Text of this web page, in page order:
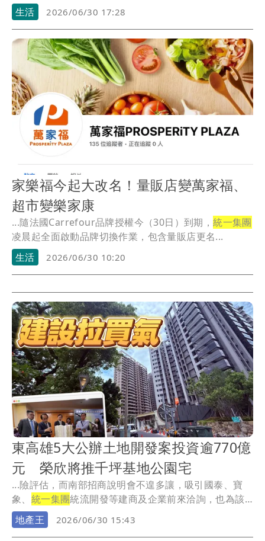
生活 2026/06/30 17:28
家樂福今起大改名！量販店變萬家福、
超市變樂家康
...隨法國Carrefour品牌授權今（30日）到期，統一集團
凌晨起全面啟動品牌切換作業，包含量販店更名...
生活
2026/06/30 10:20
東高雄5大公辦土地開發案投資逾770億
元 榮欣將推千坪基地公園宅
...險評估，而南部招商說明會不遑多讓，吸引國泰、寶
象、 統一集團統流開發等建商及企業前來洽詢，也為該
項總投...
地產王 2026/06/30 15:43